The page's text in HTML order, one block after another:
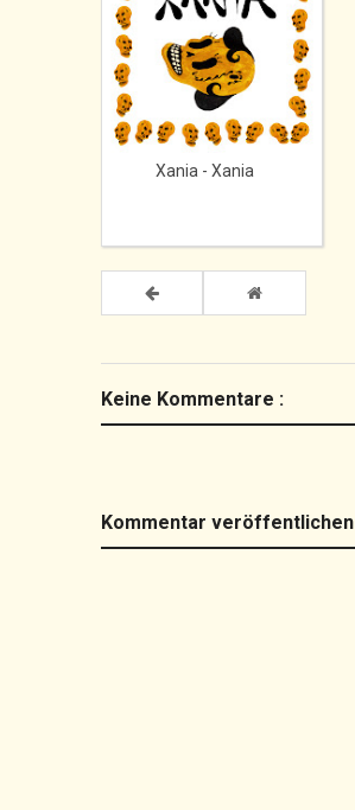
Xania - Xania
Keine Kommentare :
Kommentar veröffentlichen